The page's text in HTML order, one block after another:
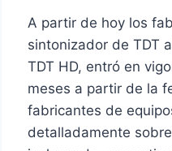
A partir de hoy los
sintonizador de TDT
TDT HD, entró en
meses a partir de la
fabricantes de
detalladamente